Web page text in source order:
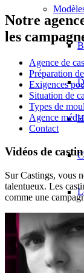
Notre
les
Agence de
Préparation
Exigences
Situation de
Types de
Agence média
Contact
Vidéos de
Sur Castings, vous
talentueux. Les
comme une